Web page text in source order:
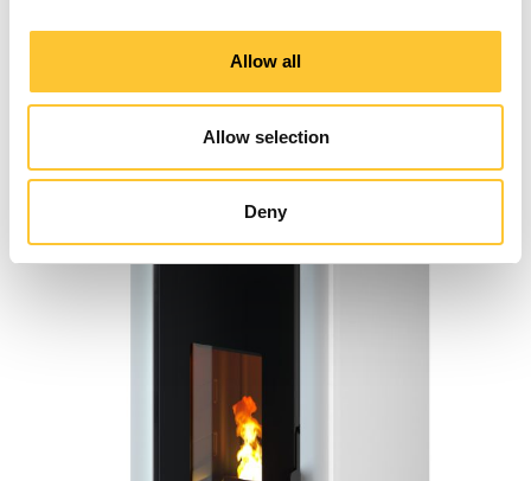
Allow all
Allow selection
Deny
INDIGO EVO 7